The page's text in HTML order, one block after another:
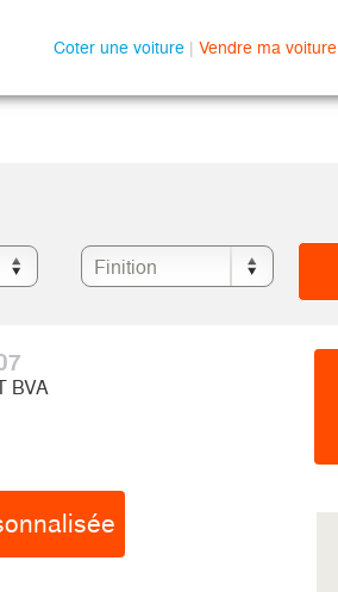
Coter une voiture | Vendre ma voiture
BVA